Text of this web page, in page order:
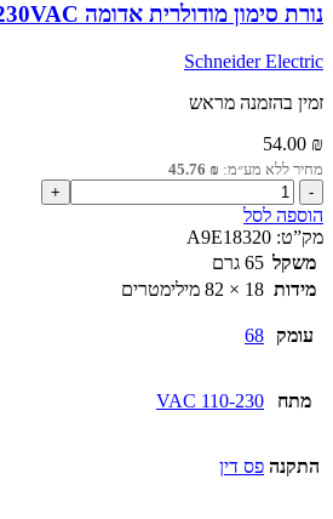
נורת סימון מודולרית אדומה 230VAC
Schneider Electric
זמין בהזמנה מראש
54.00 ₪
מחיר ללא מע״מ: 45.76 ₪
כמות
של
נורת
סימון
מודולרית
אדומה
הוספה לסל
מק”ט: A9E18320
משקל 65 גרם
מידות 18 × 82 מילימטרים
עומק 68
מתח 110-230 VAC
התקנה פס דין